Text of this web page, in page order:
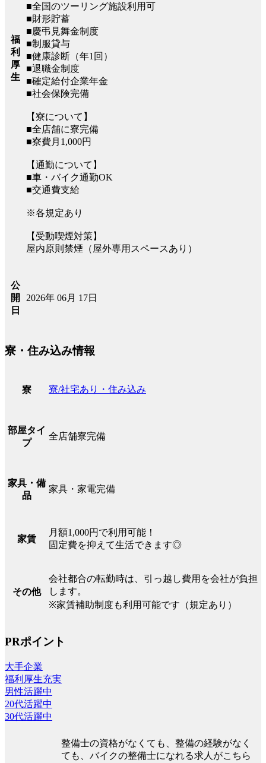
福
利
厚
生
■全国のツーリング施設利用可
■財形貯蓄
■慶弔見舞金制度
■制服貸与
■健康診断（年1回）
■退職金制度
■確定給付企業年金
■社会保険完備
【寮について】
■全店舗に寮完備
■寮費月1,000円
【通勤について】
■車・バイク通勤OK
■交通費支給
※各規定あり
【受動喫煙対策】
屋内原則禁煙（屋外専用スペースあり）
公
開
日
2026年 06月 17日
寮・住み込み情報
寮 寮/社宅あり・住み込み
部屋タイ
プ
全店舗寮完備
家具・備
品
家具・家電完備
家賃
月額1,000円で利用可能！
固定費を抑えて生活できます◎
その他
会社都合の転勤時は、引っ越し費用を会社が負担
します。
※家賃補助制度も利用可能です（規定あり）
PRポイント
大手企業
福利厚生充実
男性活躍中
20代活躍中
30代活躍中
整備士の資格がなくても、整備の経験がなく
ても、バイクの整備士になれる求人がこちら